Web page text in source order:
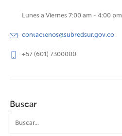
Lunes a Viernes 7:00 am - 4:00 pm
contactenos@subredsur.gov.co
+57 (601) 7300000
Buscar